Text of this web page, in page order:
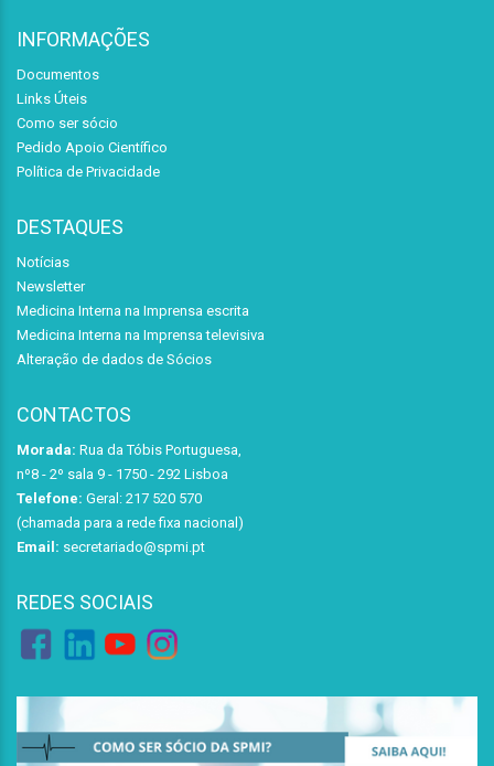
INFORMAÇÕES
Documentos
Links Úteis
Como ser sócio
Pedido Apoio Científico
Política de Privacidade
DESTAQUES
Notícias
Newsletter
Medicina Interna na Imprensa escrita
Medicina Interna na Imprensa televisiva
Alteração de dados de Sócios
CONTACTOS
Morada: Rua da Tóbis Portuguesa,
nº8 - 2º sala 9 - 1750 - 292 Lisboa
Telefone: Geral: 217 520 570
(chamada para a rede fixa nacional)
Email: secretariado@spmi.pt
REDES SOCIAIS